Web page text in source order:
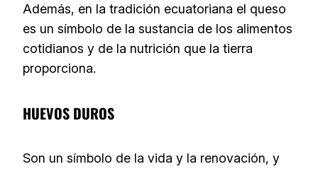
Además, en la tradición ecuatoriana el queso
es un símbolo de la sustancia de los alimentos
cotidianos y de la nutrición que la tierra
proporciona.
HUEVOS DUROS
Son un símbolo de la vida y la renovación, y